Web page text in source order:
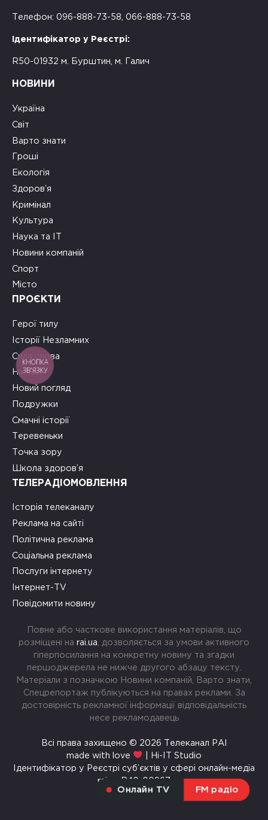
Онлайн TV FM радіо
Телефон: 096-888-73-58, 066-888-73-58
Ідентифікатор у Реєстрі:
R50-01932 м. Бурштин, м. Галич
НОВИНИ
Україна
Світ
Варто знати
Гроші
Екологія
Здоров’я
Кримінал
Культура
Наука та ІТ
Новини компаній
Спорт
Місто
ПРОЄКТИ
Герої тилу
Історії Незламних
Сила слова
На часі
Новий погляд
Подружки
Смачні історії
Теревеньки
Точка зору
Школа здоров’я
ТЕЛЕРАДІОМОВЛЕННЯ
Історія телеканалу
Реклама на сайті
Політична реклама
Соціальна реклама
Послуги інтернету
Інтернет-TV
Повідомити новину
Повне або часткове використання матеріалів, що
розміщені на rai.ua , дозволяється за умови активного
гіперпосилання на конкретну новину та згадки
першоджерела не нижче другого абзацу тексту.
Матеріали з позначкою Новини компаній, Варто знати,
Спецрепортаж публікуються на правах реклами. За
достовірність рекламної інформації відповідальність
несе рекламодавець
Всі права захищено © 2026 Телеканал РАІ
made with love
| Hi-IT Studio
Ідентифікатор у Реєстрі суб’єктів у сфері онлайн-медіа
rai.ua R40-00967
КНОПКА
ЗВ'ЯЗКУ